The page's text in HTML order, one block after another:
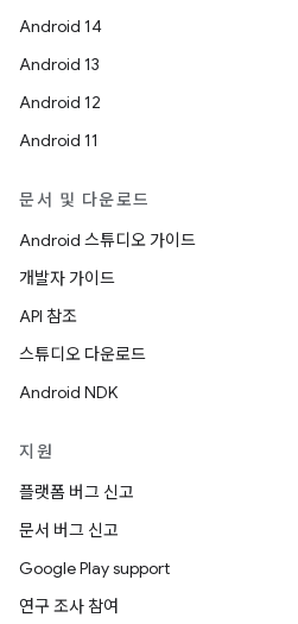
Android 14
Android 13
Android 12
Android 11
문서 및 다운로드
Android 스튜디오 가이드
개발자 가이드
API 참조
스튜디오 다운로드
Android NDK
지원
플랫폼 버그 신고
문서 버그 신고
Google Play support
연구 조사 참여